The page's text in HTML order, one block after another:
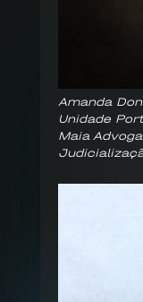
Amanda
Unidade
Maia